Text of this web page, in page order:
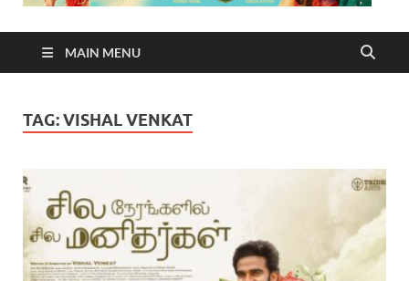
MAIN MENU
TAG:VISHAL VENKAT